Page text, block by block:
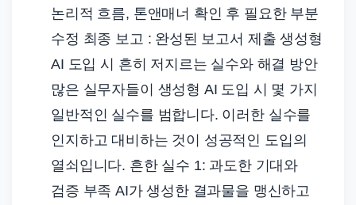
논리적 흐름, 톤앤매너 확인 후 필요한 부분
수정 최종 보고 : 완성된 보고서 제출 생성형
AI 도입 시 흔히 저지르는 실수와 해결 방안
많은 실무자들이 생성형 AI 도입 시 몇 가지
일반적인 실수를 범합니다. 이러한 실수를
인지하고 대비하는 것이 성공적인 도입의
열쇠입니다. 흔한 실수 1: 과도한 기대와
검증 부족 AI가 생성한 결과물을 맹신하고